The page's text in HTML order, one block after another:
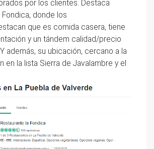
por los clientes. Destaca
Fondica, donde los
que es comida casera, tiene
y un tándem calidad/precio
además, su ubicación, cercano a la
en la lista Sierra de Javalambre y el